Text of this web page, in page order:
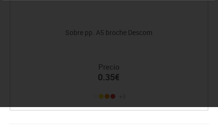
Sobre pp. A5 broche Descom
Precio
0.35€